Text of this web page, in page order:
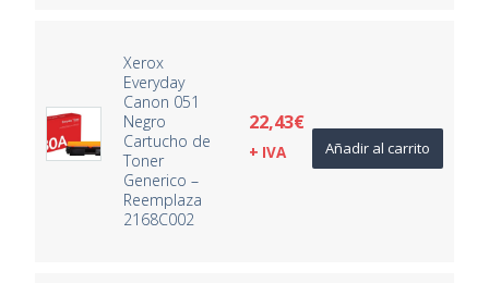
Xerox
Everyday
Canon 051
Negro
Cartucho de
Toner
Generico –
Reemplaza
2168C002
22,43€
+ IVA Añadir al carrito